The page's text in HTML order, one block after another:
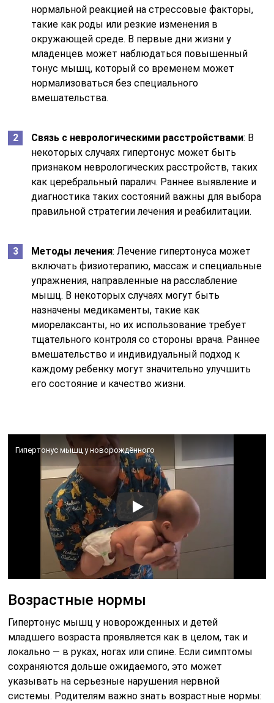
нормальной реакцией на стрессовые факторы,
такие как роды или резкие изменения в
окружающей среде. В первые дни жизни у
младенцев может наблюдаться повышенный
тонус мышц, который со временем может
нормализоваться без специального
вмешательства.
Связь с неврологическими расстройствами: В
некоторых случаях гипертонус может быть
признаком неврологических расстройств, таких
как церебральный паралич. Раннее выявление и
диагностика таких состояний важны для выбора
правильной стратегии лечения и реабилитации.
Методы лечения: Лечение гипертонуса может
включать физиотерапию, массаж и специальные
упражнения, направленные на расслабление
мышц. В некоторых случаях могут быть
назначены медикаменты, такие как
миорелаксанты, но их использование требует
тщательного контроля со стороны врача. Раннее
вмешательство и индивидуальный подход к
каждому ребенку могут значительно улучшить
его состояние и качество жизни.
Гипертонус мышц у новорождённого
Возрастные нормы
Гипертонус мышц у новорожденных и детей
младшего возраста проявляется как в целом, так и
локально — в руках, ногах или спине. Если симптомы
сохраняются дольше ожидаемого, это может
указывать на серьезные нарушения нервной
системы. Родителям важно знать возрастные нормы: